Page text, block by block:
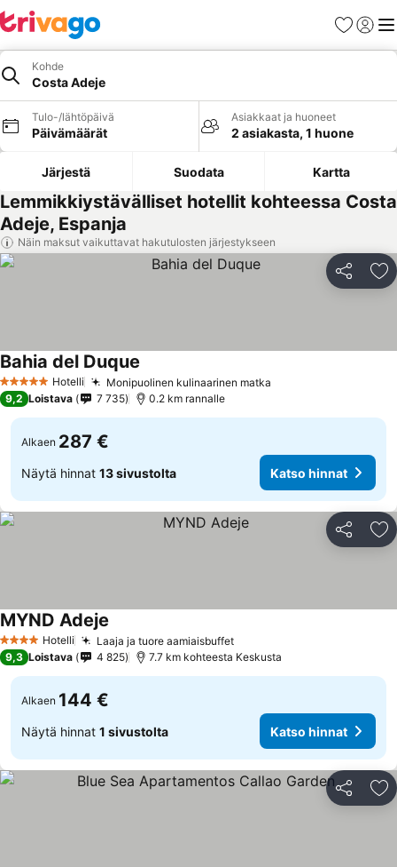
Suosikit
Kohde
Costa Adeje
Tulo-/lähtöpäivä
Päivämäärät
Asiakkaat ja huoneet
2 asiakasta, 1 huone
Järjestä Suodata Kartta
Lemmikkiystävälliset hotellit kohteessa Costa
Adeje, Espanja
Näin maksut vaikuttavat hakutulosten järjestykseen
Jaa
5 Tähtiluokitus
Hotelli Monipuolinen kulinaarinen matka
Bahia del Duque
9,2 Loistava 7 735 0.2 km rannalle
Alkaen 287 €
Näytä hinnat 13 sivustolta Katso hinnat
Jaa
4 Tähtiluokitus
Hotelli Laaja ja tuore aamiaisbuffet
MYND Adeje
9,3 Loistava 4 825 7.7 km kohteesta Keskusta
Alkaen 144 €
Näytä hinnat 1 sivustolta Katso hinnat
Jaa